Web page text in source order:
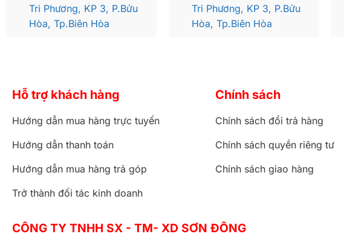
Tri Phương, KP 3, P.Bửu
Hòa, Tp.Biên Hòa
Tri Phương, KP 3, P.Bửu
Hòa, Tp.Biên Hòa
Hỗ trợ khách hàng
Hướng dẫn mua hàng trực tuyến
Hướng dẫn thanh toán
Hướng dẫn mua hàng trả góp
Trở thành đối tác kinh doanh
Chính sách
Chính sách đổi trả hàng
Chính sách quyền riêng tư
Chính sách giao hàng
CÔNG TY TNHH SX - TM- XD SƠN ĐÔNG